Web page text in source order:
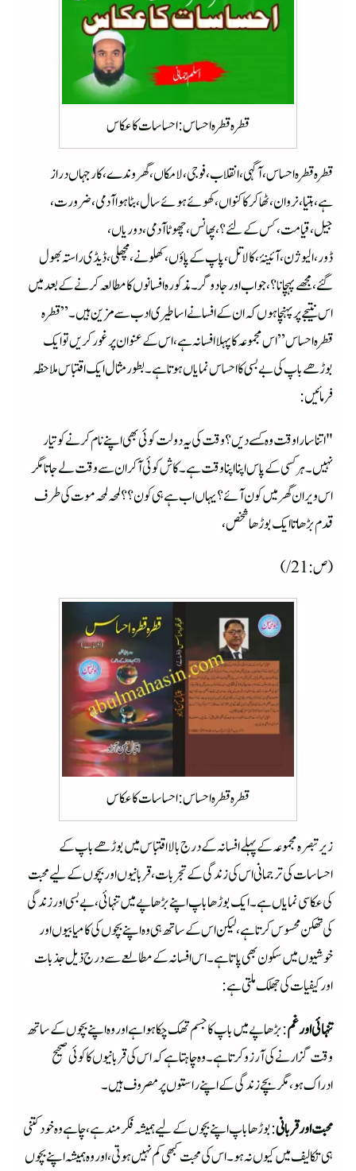
قطرہ قطرہ احساس : احساسات کا عکاس
قطرہ قطرہ احساس، آگہی،انقلاب، فوجی،لا مکاں،گھروندے،کارجہاں دراز
ہے،ہتیا،نروان،ٹھاکر کا کنواں،کھوئے ہوئے سال،بٹا ہواآدمی،ضرورت،
جیل،قیامت،کس کےلئے؟،پھانس،چھوٹا آدمی،دوریاں،
ڈور،الیوژن،آئینۂ،کالا تل،پاپ کے پاؤں، کھلونے،مچھلی،ڈیڈی راستہ بھول
گئے،مجھے پہچانا؟،جواب اور جادو گر۔ مذکورہ افسانوں کا مطالعہ کرنے کے بعد میں
اس نتیجے پر پہنچا ہوں کہ ان کے افسانے اساطیری ادب سے مزین ہیں۔”قطرہ
قطرہ احساس” اس مجموعہ کا پہلا افسانہ ہے،اس کے عنوان پر غور کریں تو ایک
بوڑھے باپ کی بےبسی کا احساس نمایاں ہوتا ہے۔ بطور مثال ایک اقتباس ملاحظہ
فرمائیں:
"اتنا سارا وقت وہ کسے دیں؟وقت کی یہ دولت کوئی بھی اپنے نام کرنے کو تیار
نہیں۔ ہرکسی کے پاس اپنا اپنا وقت ہے۔کاش کوئی آکر ان سے وقت لے جاتا مگر
اس ویران گھر میں کون آئے؟ یہاں اب ہے ہی کون؟؟ لمحہ لمحہ موت کی طرف
قدم بڑھاتا ایک بوڑھا شخص،
(ص:21/)
قطرہ قطرہ احساس : احساسات کا عکاس
زیر تبصرہ مجموعہ کے پہلے افسانہ کے درج بالا اقتباس میں بوڑھے باپ کے
احساسات کی ترجمانی اس کی زندگی کے تجربات، قربانیوں اور بچوں کے لیے محبت
کی عکاسی نمایاں ہے۔ایک بوڑھا باپ اپنے بڑھاپے میں تنہائی، بے بسی اور زندگی
کی تھکن محسوس کرتا ہے، لیکن اس کے ساتھ ہی وہ اپنے بچوں کی کامیابیوں اور
خوشیوں میں سکون بھی پاتا ہے۔ اس افسانہ کے مطالعے سے درج ذیل جذبات
اور کیفیات کی جھلک ملتی ہے:
تنہائی اور غم: بڑھاپے میں باپ کا جسم تھک چکا ہوا ہے اور وہ اپنے بچوں کے ساتھ
وقت گزارنے کی آرزو کرتا ہے۔ وہ چاہتا ہے کہ اس کی قربانیوں کا کوئی صحیح
ادراک ہو، مگر بچے زندگی کے اپنے راستوں پر مصروف ہیں۔
محبت اور قربانی: بوڑھا باپ اپنے بچوں کے لیے ہمیشہ فکر مند ہے، چاہے وہ خود کتنی
ہی تکالیف میں کیوں نہ ہو۔ اس کی محبت کبھی کم نہیں ہوتی، اور وہ ہمیشہ اپنے بچوں